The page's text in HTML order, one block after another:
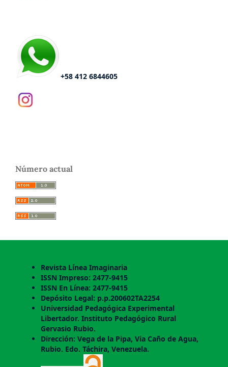
+58 412 6844605
Número actual
Revista Línea Imaginaria
ISSN Impreso: 2477-9415
ISSN En Línea: 2477-9415
Depósito Legal: p.p.200602TA2254
Universidad Pedagógica Experimental
Libertador. Instituto Pedagógico Rural
Gervasio Rubio.
Dirección: Vega de la Pipa, Via Caño de Agua,
Rubio. Edo. Táchira, Venezuela.